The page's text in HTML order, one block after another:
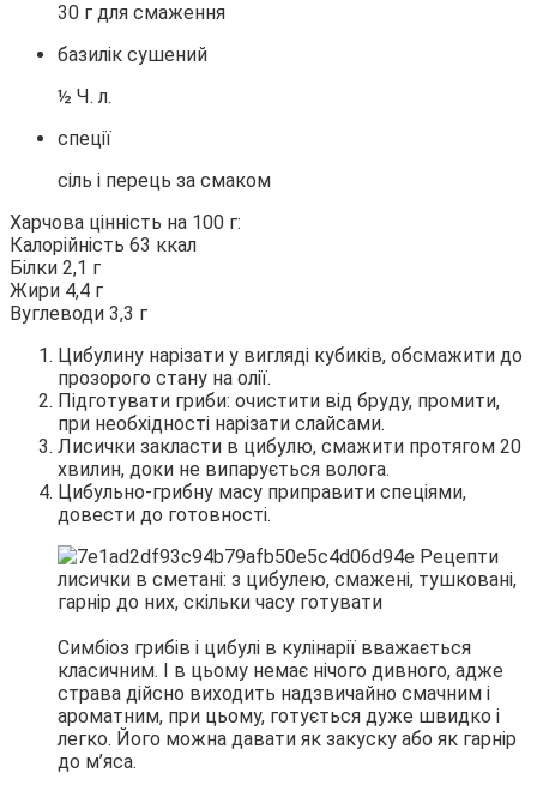
30 г для смаження
базилік сушений
½ Ч. л.
спеції
сіль і перець за смаком
Харчова цінність на 100 г:
Калорійність 63 ккал
Білки 2,1 г
Жири 4,4 г
Вуглеводи 3,3 г
Цибулину нарізати у вигляді кубиків, обсмажити до
прозорого стану на олії.
Підготувати гриби: очистити від бруду, промити,
при необхідності нарізати слайсами.
Лисички закласти в цибулю, смажити протягом 20
хвилин, доки не випарується волога.
Цибульно-грибну масу приправити спеціями,
довести до готовності.
Симбіоз грибів і цибулі в кулінарії вважається
класичним. І в цьому немає нічого дивного, адже
страва дійсно виходить надзвичайно смачним і
ароматним, при цьому, готується дуже швидко і
легко. Його можна давати як закуску або як гарнір
до м’яса.